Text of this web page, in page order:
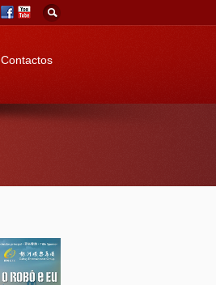
Contactos